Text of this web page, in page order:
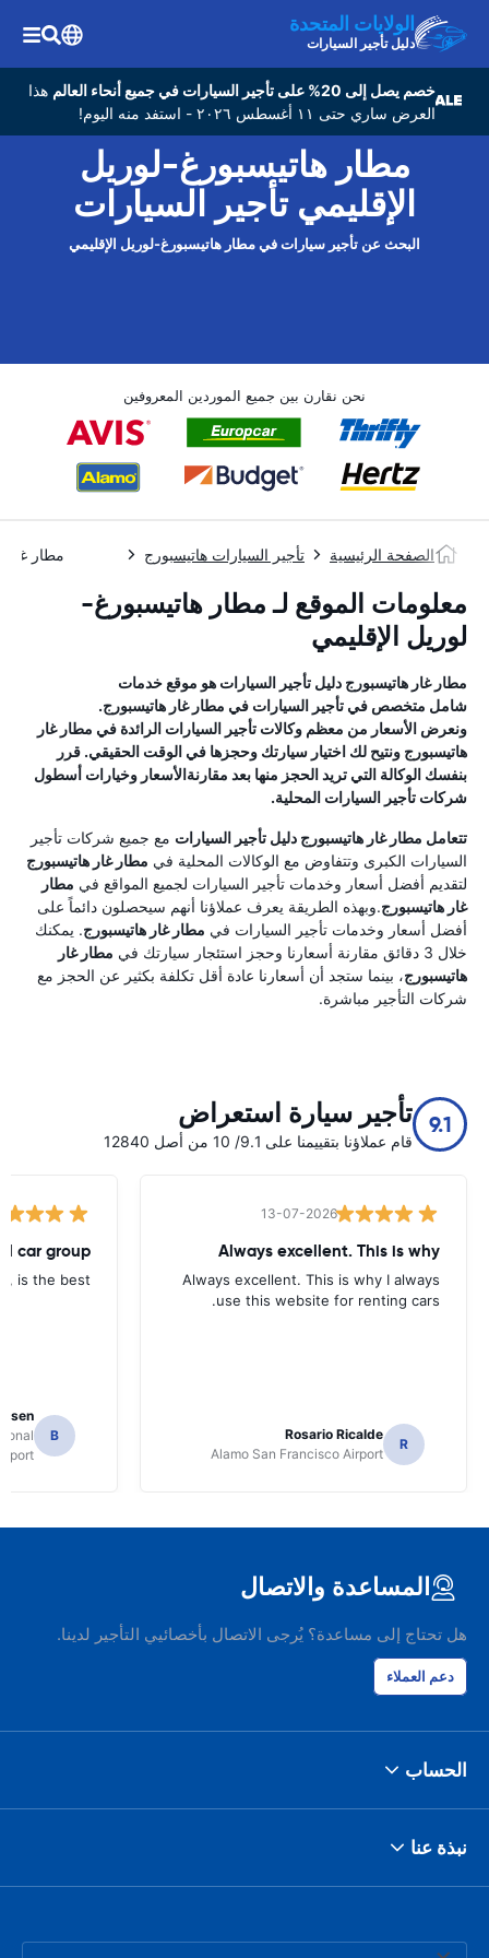
الولايات المتحدة
دليل تأجير السيارات
خصم يصل إلى 20% على تأجير السيارات في جميع أنحاء العالم
هذا
العرض ساري حتى ١١ أغسطس ٢٠٢٦ - استفد منه اليوم!
مطار هاتيسبورغ-لوريل
الإقليمي تأجير السيارات
البحث عن تأجير سيارات في مطار هاتيسبورغ-لوريل الإقليمي
نحن نقارن بين جميع الموردين المعروفين
الصفحة الرئيسية تأجير السيارات هاتيسبورج مطار غار
معلومات الموقع لـ مطار هاتيسبورغ-
لوريل الإقليمي
مطار غار هاتيسبورج دليل تأجير السيارات هو موقع خدمات
شامل متخصص في تأجير السيارات في مطار غار هاتيسبورج.
ونعرض الأسعار من معظم وكالات تأجير السيارات الرائدة في مطار غار
هاتيسبورج ونتيح لك اختيار سيارتك وحجزها في الوقت الحقيقي. قرر
بنفسك الوكالة التي تريد الحجز منها بعد مقارنةالأسعار وخيارات أسطول
شركات تأجير السيارات المحلية.
تتعامل مطار غار هاتيسبورج دليل تأجير السيارات مع جميع شركات تأجير
السيارات الكبرى وتتفاوض مع الوكالات المحلية في مطار غار هاتيسبورج
لتقديم أفضل أسعار وخدمات تأجير السيارات لجميع المواقع في مطار
غار هاتيسبورج.وبهذه الطريقة يعرف عملاؤنا أنهم سيحصلون دائماً على
أفضل أسعار وخدمات تأجير السيارات في مطار غار هاتيسبورج. يمكنك
خلال 3 دقائق مقارنة أسعارنا وحجز استئجار سيارتك في
مطار غار
هاتيسبورج، بينما ستجد أن أسعارنا عادة أقل تكلفة بكثير عن الحجز مع
شركات التأجير مباشرة.
9.1 تأجير سيارة استعراض
قام عملاؤنا بتقييمنا على 9.1/ 10 من أصل 12840
13-07-2026
Always excellent. This is why
Always excellent. This is why I always
use this website for renting cars.
R
Rosario Ricalde
Alamo San Francisco Airport
car group
is the best.
B
المساعدة والاتصال
هل تحتاج إلى مساعدة؟ يُرجى الاتصال بأخصائيي التأجير لدينا.
دعم العملاء
الحساب
نبذة عنا